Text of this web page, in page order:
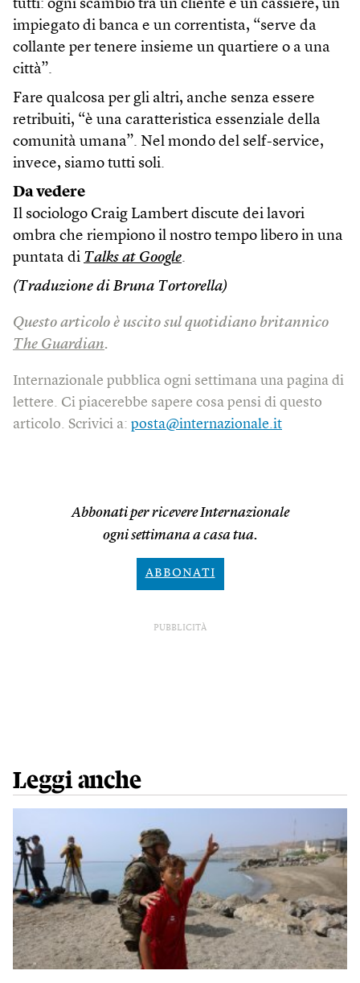
tutti: ogni scambio tra un cliente e un cassiere, un
impiegato di banca e un correntista, “serve da
collante per tenere insieme un quartiere o a una
città”.
Fare qualcosa per gli altri, anche senza essere
retribuiti, “è una caratteristica essenziale della
comunità umana”. Nel mondo del self-service,
invece, siamo tutti soli.
Da vedere
Il sociologo Craig Lambert discute dei lavori
ombra che riempiono il nostro tempo libero in una
puntata di Talks at Google.
(Traduzione di Bruna Tortorella)
Questo articolo è uscito sul quotidiano britannico
The Guardian.
Internazionale pubblica ogni settimana una pagina di
lettere. Ci piacerebbe sapere cosa pensi di questo
articolo. Scrivici a: posta@internazionale.it
Abbonati per ricevere Internazionale
ogni settimana a casa tua.
ABBONATI
PUBBLICITÀ
Leggi anche